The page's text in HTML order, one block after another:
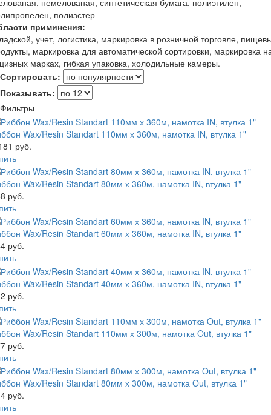
немелованая, синтетическая бумага, полиэтилен,
полиэстер
приминения:
учет, логистика, маркировка в розничной торговле,
маркировка для автоматической сортировки, маркировка
марках, гибкая упаковка, холодильные камеры.
Сортировать:
Показывать:
Фильтры
Wax/Resin Standart 110мм х 360м, намотка IN, втулка 1"
руб.
Wax/Resin Standart 80мм х 360м, намотка IN, втулка 1"
руб.
Wax/Resin Standart 60мм х 360м, намотка IN, втулка 1"
руб.
Wax/Resin Standart 40мм х 360м, намотка IN, втулка 1"
руб.
Wax/Resin Standart 110мм х 300м, намотка Out, втулка 1"
руб.
Wax/Resin Standart 80мм х 300м, намотка Out, втулка 1"
руб.